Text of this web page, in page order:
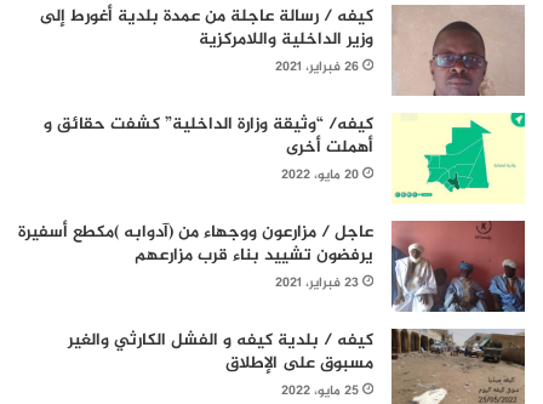
كيفه / رسالة عاجلة من عمدة بلدية أغورط إلى
وزير الداخلية واللامركزية
26 فبراير، 2021
كيفه/ “وثيقة وزارة الداخلية” كشفت حقائق و
أهملت أخرى
20 مايو، 2022
عاجل / مزارعون ووجهاء من (آدوابه )مكطع أسفيرة
يرفضون تشييد بناء قرب مزارعهم
23 فبراير، 2021
كيفه / بلدية كيفه و الفشل الكارثي والغير
مسبوق على الإطلاق
25 مايو، 2022